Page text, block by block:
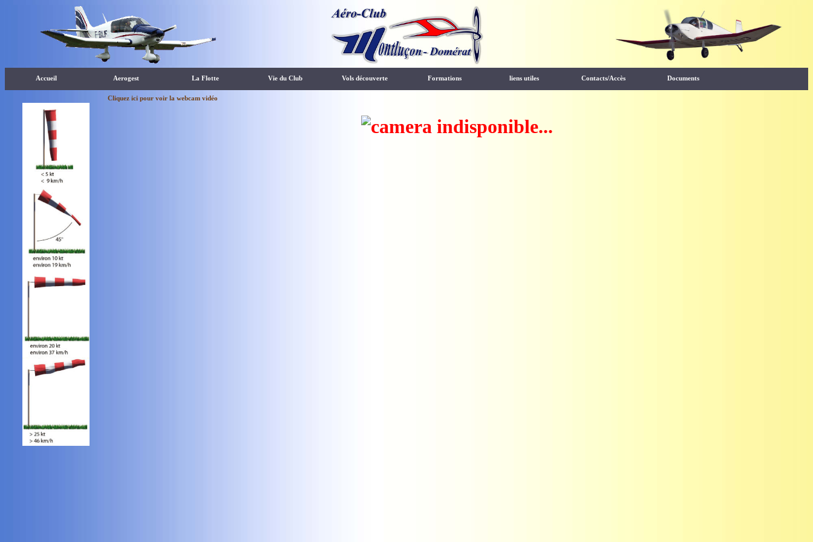
Accueil Aerogest La Flotte Vie du Club Vols découverte Formations liens utiles Contacts/Accès Documents
Cliquez ici pour voir la webcam vidéo